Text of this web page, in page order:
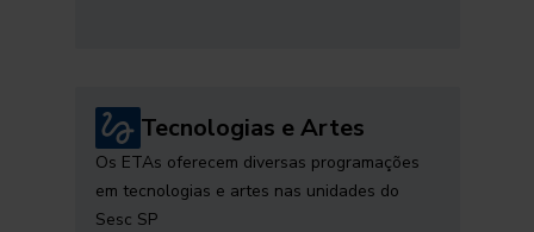
Tecnologias e Artes
Os ETAs oferecem diversas programações
em tecnologias e artes nas unidades do
Sesc SP